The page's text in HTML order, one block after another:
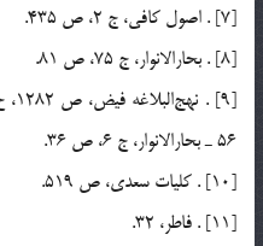
[7] . اصول كافي، ج 2، ص 435.
[8] . بحارالانوار، ج 75، ص 81.
56 ـ بحارالانوار، ج 6، ص 36.
[10] . كليات سعدي، ص 519.
[11] . فاطر، 32.